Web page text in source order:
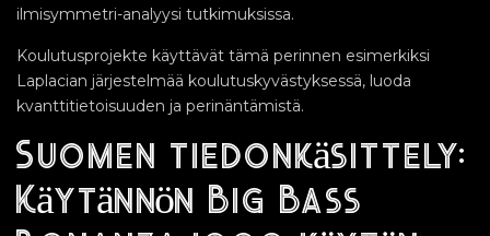
ilmisymmetri-analyysi tutkimuksissa.
Koulutusprojekte käyttävät tämä perinnen esimerkiksi
Laplacian järjestelmää koulutuskyvästyksessä, luoda
kvanttitietoisuuden ja perinäntämistä.
Suomen tiedonkäsittely:
Käytännön Big Bass